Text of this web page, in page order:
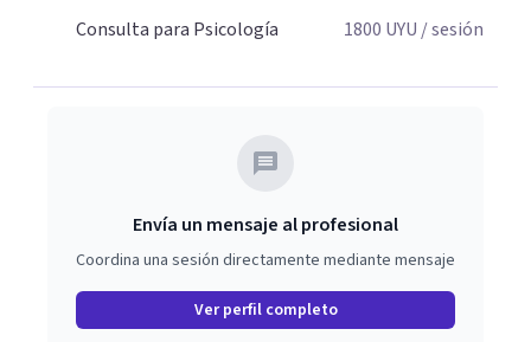
Consulta para Psicología
1800 UYU / sesión
Envía un mensaje al profesional
Coordina una sesión directamente mediante mensaje
Ver perfil completo